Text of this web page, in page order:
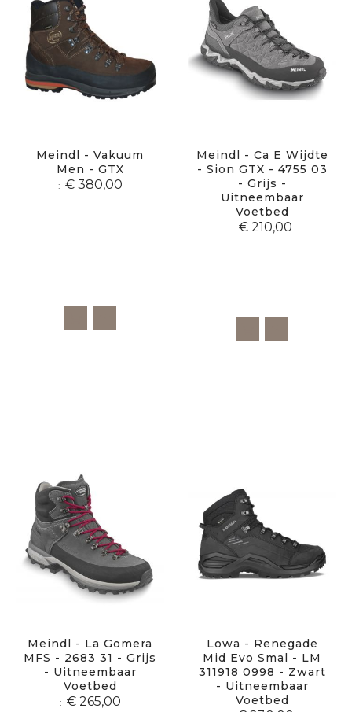
Meindl - Vakuum
Men - GTX
€ 380,00
Meindl - Ca E Wijdte
- Sion GTX - 4755 03
- Grijs -
Uitneembaar
Voetbed
€ 210,00
Meindl - La Gomera
MFS - 2683 31 - Grijs
- Uitneembaar
Voetbed
€ 265,00
Lowa - Renegade
Mid Evo Smal - LM
311918 0998 - Zwart
- Uitneembaar
Voetbed